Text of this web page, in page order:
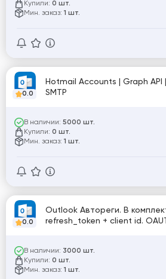
Купили: 0 шт.
Мин. заказ: 1 шт.
0.0
Hotmail Accounts | Graph API
SMTP
В наличии: 5000 шт.
Купили: 0 шт.
Мин. заказ: 1 шт.
0.0
Outlook Автореги. В
refresh_token + client id.
В наличии: 3000 шт.
Купили: 0 шт.
Мин. заказ: 1 шт.